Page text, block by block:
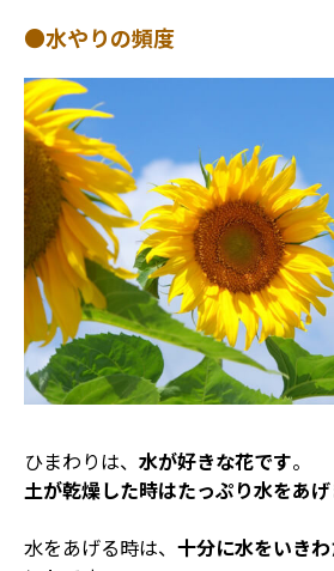
●水やりの頻度
ひまわりは、 水が好きな花です。
土が乾燥した時はたっぷり水をあ
水をあげる時は、 十分に水をいき